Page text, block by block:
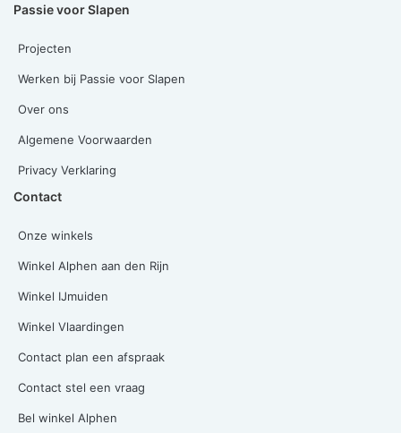
Passie voor Slapen
Projecten
Werken bij Passie voor Slapen
Over ons
Algemene Voorwaarden
Privacy Verklaring
Contact
Onze winkels
Winkel Alphen aan den Rijn
Winkel IJmuiden
Winkel Vlaardingen
Contact plan een afspraak
Contact stel een vraag
Bel winkel Alphen